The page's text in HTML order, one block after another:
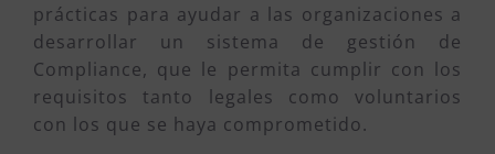
prácticas para ayudar a las organizaciones a
desarrollar un sistema de gestión de
Compliance, que le permita cumplir con los
requisitos tanto legales como voluntarios
con los que se haya comprometido.